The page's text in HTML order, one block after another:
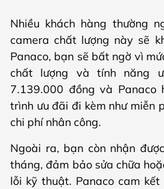
Nhiều khách hàng thường
camera chất lượng này sẽ
Panaco, bạn sẽ bất ngờ vì
chất lượng và tính năng
7.139.000 đồng và Panaco
trình ưu đãi đi kèm như miễn
chi phí nhân công.
Ngoài ra, bạn còn nhận
tháng, đảm bảo sửa chữa
lỗi kỹ thuật. Panaco cam